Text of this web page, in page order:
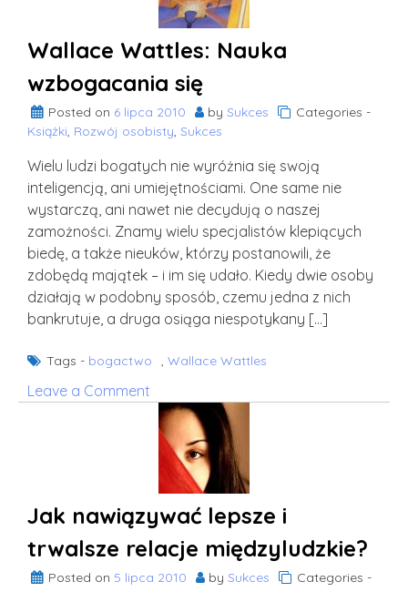
kiedy
warto
dać
się
ponieść
szaleństwu
Wallace Wattles: Nauka
wzbogacania się
Posted on 6 lipca 2010 by Sukces
Categories -
Książki, Rozwój osobisty, Sukces
Wielu ludzi bogatych nie wyróżnia się swoją
inteligencją, ani umiejętnościami. One same nie
wystarczą, ani nawet nie decydują o naszej
zamożności. Znamy wielu specjalistów klepiących
biedę, a także nieuków, którzy postanowili, że
zdobędą majątek – i im się udało. Kiedy dwie osoby
działają w podobny sposób, czemu jedna z nich
bankrutuje, a druga osiąga niespotykany […]
Tags - bogactwo , Wallace Wattles
Leave a Comment
Wallace
Wattles:
Nauka
wzbogacania
się
Jak nawiązywać lepsze i
trwalsze relacje międzyludzkie?
Posted on 5 lipca 2010 by Sukces
Categories -